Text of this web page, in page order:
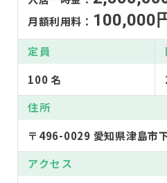
月額利用料： 100,000
定員
100 名
住所
〒496-0029 愛知県津島市
アクセス